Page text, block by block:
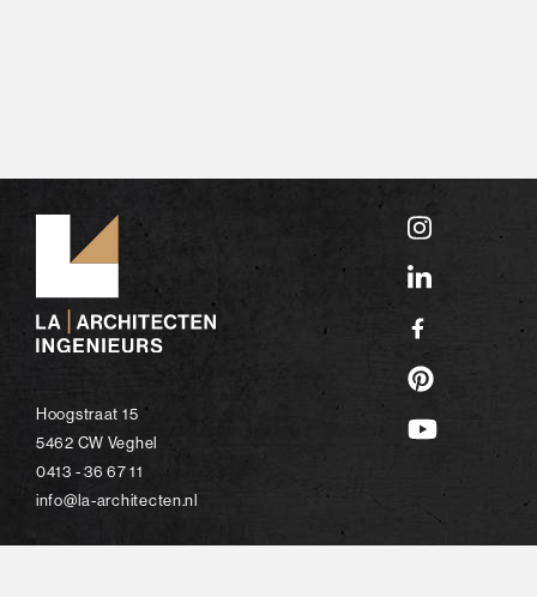
Hoogstraat 15
5462 CW Veghel
0413 - 36 67 11
info@la-architecten.nl